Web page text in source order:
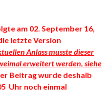
am 02. September 16,
letzte Version
Anlass musste dieser
erweitert werden, siehe
Beitrag wurde deshalb
Uhr noch einmal